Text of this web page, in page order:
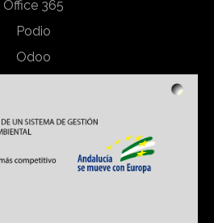
Office 365
Podio
Odoo